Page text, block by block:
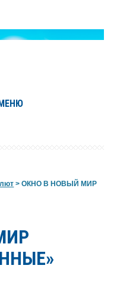
>ОКНО В НОВЫЙ МИР